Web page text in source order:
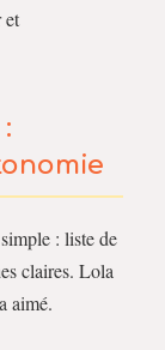
et
: liste de
claires. Lola
aimé.